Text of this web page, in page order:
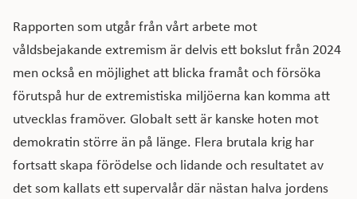
Rapporten som utgår från vårt arbete mot
våldsbejakande extremism är delvis ett bokslut från 2024
men också en möjlighet att blicka framåt och försöka
förutspå hur de extremistiska miljöerna kan komma att
utvecklas framöver. Globalt sett är kanske hoten mot
demokratin större än på länge. Flera brutala krig har
fortsatt skapa förödelse och lidande och resultatet av
det som kallats ett supervalår där nästan halva jordens